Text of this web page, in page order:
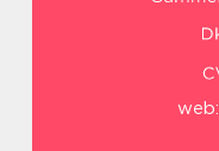
web: